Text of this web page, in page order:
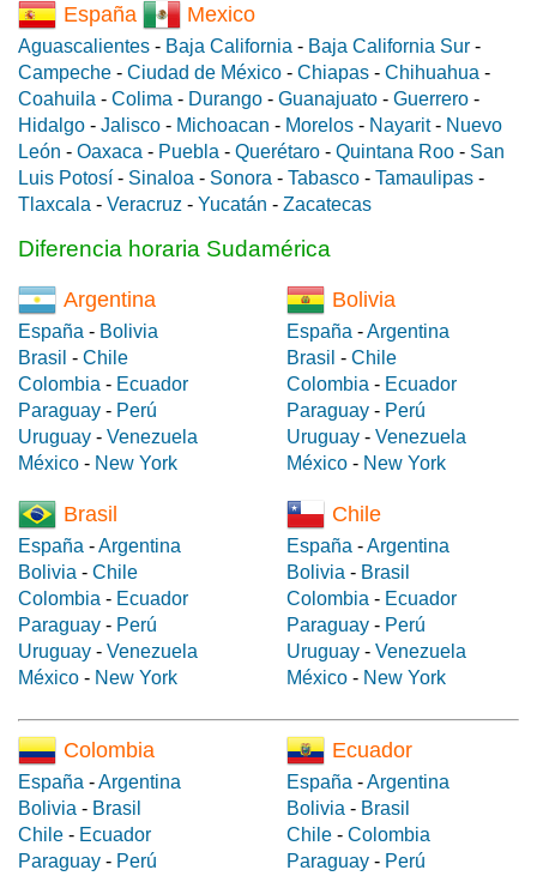
España Mexico
Aguascalientes - Baja California - Baja California Sur -
Campeche - Ciudad de México - Chiapas - Chihuahua -
Coahuila - Colima - Durango - Guanajuato - Guerrero -
Hidalgo - Jalisco - Michoacan - Morelos - Nayarit- Nuevo
León - Oaxaca - Puebla - Querétaro - Quintana Roo - San
Luis Potosí - Sinaloa - Sonora - Tabasco - Tamaulipas -
Tlaxcala - Veracruz - Yucatán - Zacatecas
Diferencia horaria Sudamérica
Argentina
España - Bolivia
Brasil - Chile
Colombia - Ecuador
Paraguay - Perú
Uruguay - Venezuela
México - New York
Bolivia
España -Argentina
Brasil - Chile
Colombia - Ecuador
Paraguay - Perú
Uruguay - Venezuela
México - New York
Brasil
España -Argentina
Bolivia - Chile
Colombia - Ecuador
Paraguay - Perú
Uruguay - Venezuela
México - New York
Chile
España -Argentina
Bolivia - Brasil
Colombia - Ecuador
Paraguay - Perú
Uruguay - Venezuela
México - New York
Colombia
España -Argentina
Bolivia - Brasil
Chile - Ecuador
Paraguay - Perú
Ecuador
España -Argentina
Bolivia - Brasil
Chile - Colombia
Paraguay - Perú